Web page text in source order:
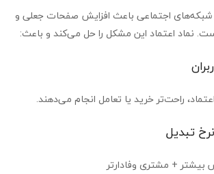
شبکه‌های اجتماعی باعث افزایش صفحات جعلی و
نماد اعتماد این مشکل را حل می‌کند و باعث:
راحت‌تر خرید یا تعامل انجام می‌دهند.
تبدیل
بیشتر + مشتری وفادارتر